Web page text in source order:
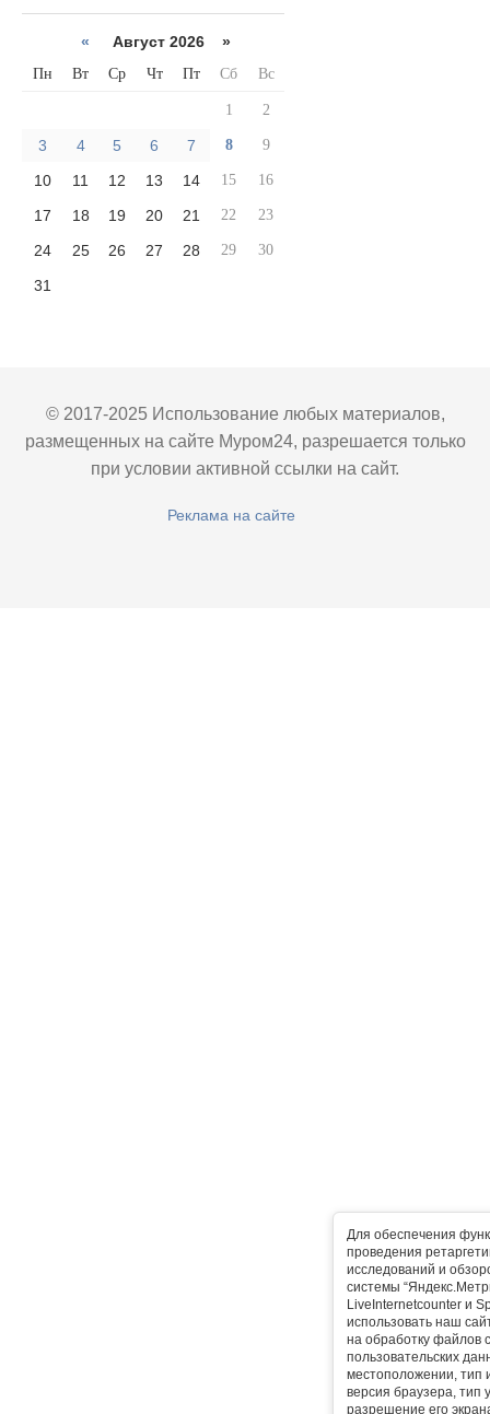
Для обеспечения
проведения
исследований и
системы
LiveInternetcounter и
использовать наш
на обработку файлов
пользовательских
местоположении, тип
версия браузера, тип
разрешение его
« Август 2026 »
Пн Вт Ср Чт Пт Сб Вс
1 2
3 4 5 6 7 8 9
10 11 12 13 14 15 16
17 18 19 20 21 22 23
24 25 26 27 28 29 30
31
© 2017-2025 Использование любых материалов,
размещенных на сайте Муром24, разрешается только
при условии активной ссылки на сайт.
Реклама на сайте